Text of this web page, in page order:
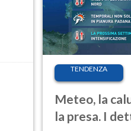
TENDENZA
Meteo, la
la presa. I